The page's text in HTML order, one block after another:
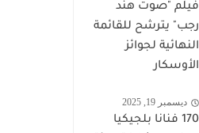
فيلم "صوت هند
رجب" يترشح للقائمة
النهائية لجوائز
الأوسكار
ديسمبر 19, 2025
170 فنانا بلجيكيا